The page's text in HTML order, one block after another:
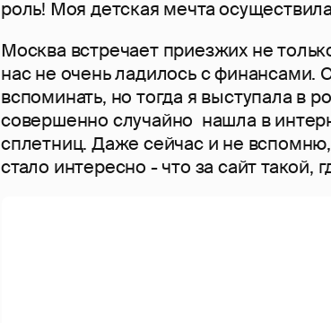
роль! Моя детская мечта
Москва встречает приезжих не
нас не очень ладилось с финансами.
вспоминать, но тогда я выступала в
совершенно случайно нашла в
сплетниц. Даже сейчас и не вспомню,
стало интересно - что за сайт такой,